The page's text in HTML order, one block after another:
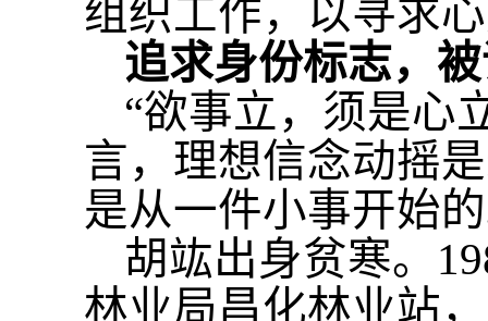
组织工作，以寻求
追求身份标志，
“欲事立，须是心
言，理想信念动摇
是从一件小事开始
胡竑出身贫寒。
林业局昌化林业站